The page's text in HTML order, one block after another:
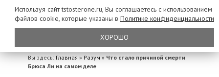
Вы здесь: Главная » Разум » Что стало причиной смерти
Брюса Ли на самом деле
Используя сайт tstosterone.ru, Вы соглашаетесь с использованием
файлов cookie, которые указаны в Политике конфиденциальности
ХОРОШО